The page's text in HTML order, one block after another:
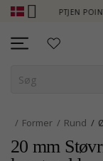
OPTJEN POINT SE MERE
Former Rund
20 mm